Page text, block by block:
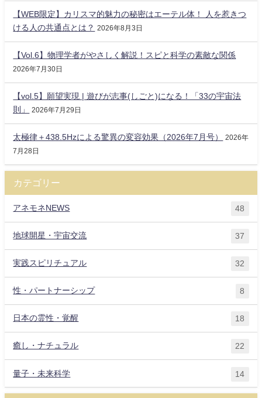
【WEB限定】カリスマ的魅力の秘密はエーテル体！ 人を惹きつ
ける人の共通点とは？
2026年8月3日
【Vol.6】物理学者がやさしく解説！スピと科学の素敵な関係
2026年7月30日
【vol.5】願望実現 | 遊びが志事(しごと)になる！「33の宇宙法
則」
2026年7月29日
太極律＋438.5Hzによる驚異の変容効果（2026年7月号）
2026年
7月28日
カテゴリー
アネモネNEWS 48
地球開星・宇宙交流 37
実践スピリチュアル 32
性・パートナーシップ 8
日本の霊性・覚醒 18
癒し・ナチュラル 22
量子・未来科学 14